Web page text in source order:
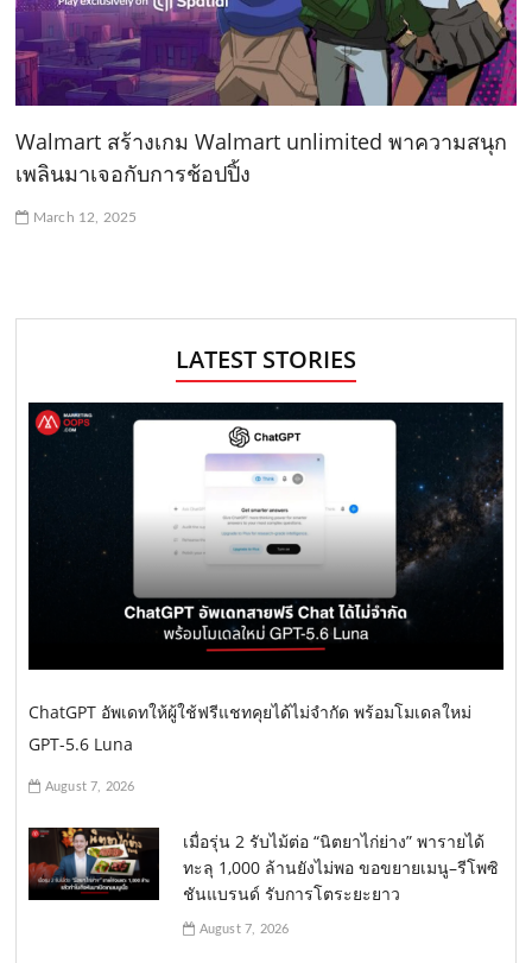
Walmart สร้างเกม Walmart unlimited พาความสนุก
เพลินมาเจอกับการช้อปปิ้ง
March 12, 2025
LATEST STORIES
ChatGPT อัพเดทให้ผู้ใช้ฟรีแชทคุยได้ไม่จำกัด พร้อมโมเดลใหม่
GPT-5.6 Luna
August 7, 2026
เมื่อรุ่น 2 รับไม้ต่อ “นิตยาไก่ย่าง” พารายได้
ทะลุ 1,000 ล้านยังไม่พอ ขอขยายเมนู–รีโพซิ
ชันแบรนด์ รับการโตระยะยาว
August 7, 2026